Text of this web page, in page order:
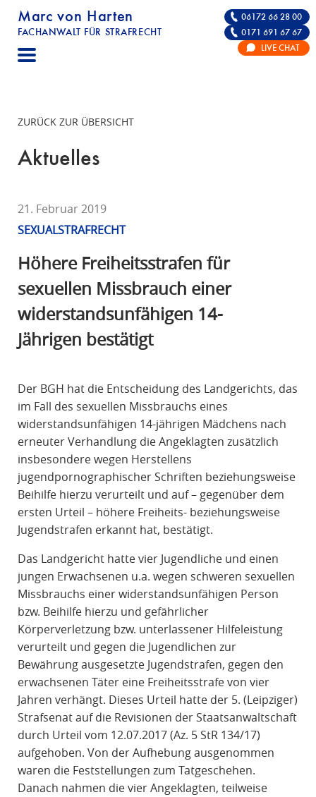
Marc von Harten
FACHANWALT FÜR STRAFRECHT
STRAFRECHT | RECHTSANWALT FÜR DIE
06172 66 28 00
0171 691 67 67
LIVE CHAT
ZURÜCK ZUR ÜBERSICHT
Aktuelles
21. Februar 2019
SEXUALSTRAFRECHT
Höhere Freiheitsstrafen für
sexuellen Missbrauch einer
widerstandsunfähigen 14-
Jährigen bestätigt
Der BGH hat die Entscheidung des Landgerichts, das
im Fall des sexuellen Missbrauchs eines
widerstandsunfähigen 14-jährigen Mädchens nach
erneuter Verhandlung die Angeklagten zusätzlich
insbesondere wegen Herstellens
jugendpornographischer Schriften beziehungsweise
Beihilfe hierzu verurteilt und auf – gegenüber dem
ersten Urteil – höhere Freiheits- beziehungsweise
Jugendstrafen erkannt hat, bestätigt.
Das Landgericht hatte vier Jugendliche und einen
jungen Erwachsenen u.a. wegen schweren sexuellen
Missbrauchs einer widerstandsunfähigen Person
bzw. Beihilfe hierzu und gefährlicher
Körperverletzung bzw. unterlassener Hilfeleistung
verurteilt und gegen die Jugendlichen zur
Bewährung ausgesetzte Jugendstrafen, gegen den
erwachsenen Täter eine Freiheitsstrafe von vier
Jahren verhängt. Dieses Urteil hatte der 5. (Leipziger)
Strafsenat auf die Revisionen der Staatsanwaltschaft
durch Urteil vom 12.07.2017 (Az. 5 StR 134/17)
aufgehoben. Von der Aufhebung ausgenommen
waren die Feststellungen zum Tatgeschehen.
Danach nahmen die vier Angeklagten, teilweise